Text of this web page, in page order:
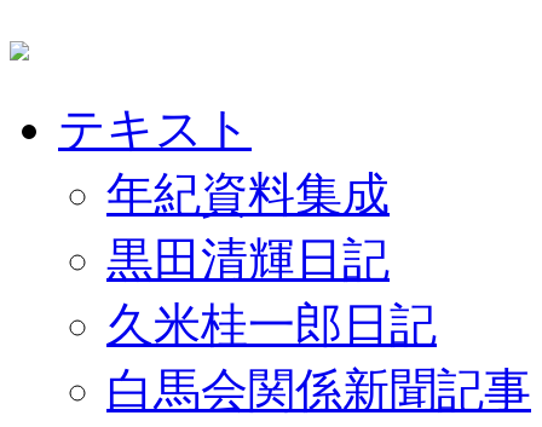
テキスト
年紀資料集成
黒田清輝日記
久米桂一郎日記
白馬会関係新聞記事